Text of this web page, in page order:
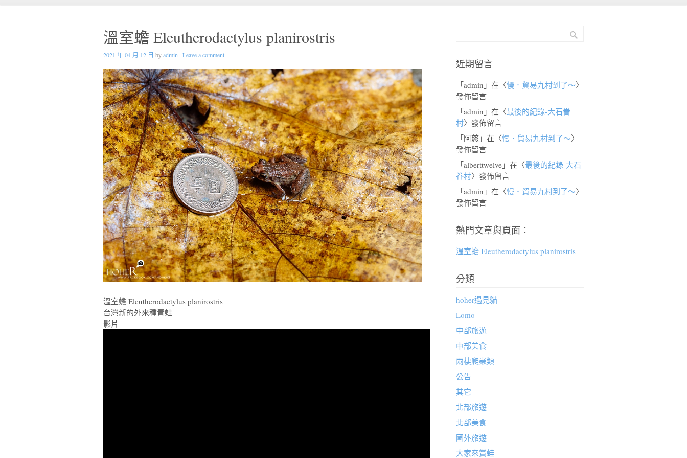
溫室蟾 Eleutherodactylus planirostris
2021 年 04 月 12 日 byadmin · Leave a comment
溫室蟾 Eleutherodactylus planirostris
台灣新的外來種青蛙
影片
近期留言
「admin 」在〈慢．貿易九村到了～〉
發佈留言
「admin 」在〈最後的紀錄-大石眷
村〉發佈留言
「阿慈 」在〈慢．貿易九村到了～〉
發佈留言
「alberttwelve 」在〈最後的紀錄-大石
眷村〉發佈留言
「admin 」在〈慢．貿易九村到了～〉
發佈留言
熱門文章與頁面︰
溫室蟾 Eleutherodactylus planirostris
分類
hoher遇見貓
Lomo
中部旅遊
中部美食
兩棲爬蟲類
公告
其它
北部旅遊
北部美食
國外旅遊
大家來賞蛙